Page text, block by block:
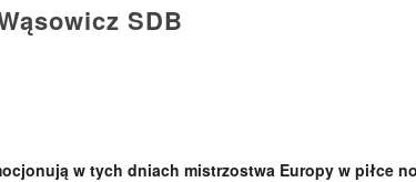
SDB
w tych dniach mistrzostwa Europy w piłce